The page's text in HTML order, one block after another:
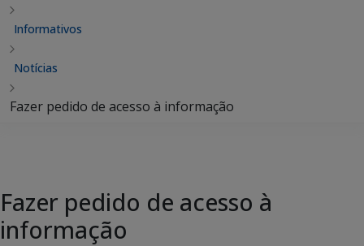
Informativos
Notícias
Fazer pedido de acesso à informação
Fazer pedido de acesso à
informação